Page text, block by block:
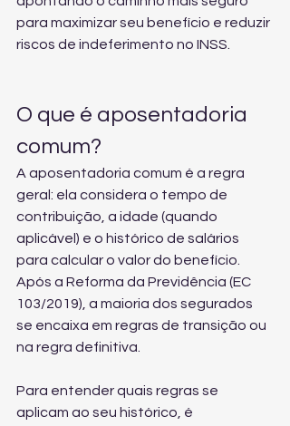
para maximizar seu benefício e reduzir
riscos de indeferimento no INSS.
O que é aposentadoria
comum?
A aposentadoria comum é a regra
geral: ela considera o tempo de
contribuição, a idade (quando
aplicável) e o histórico de salários
para calcular o valor do benefício.
Após a Reforma da Previdência (EC
103/2019), a maioria dos segurados
se encaixa em regras de transição ou
na regra definitiva.
Para entender quais regras se
aplicam ao seu histórico, é